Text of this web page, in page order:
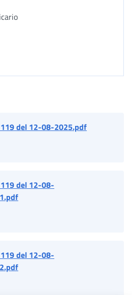
del 12-08-2025.pdf
del 12-08-
del 12-08-